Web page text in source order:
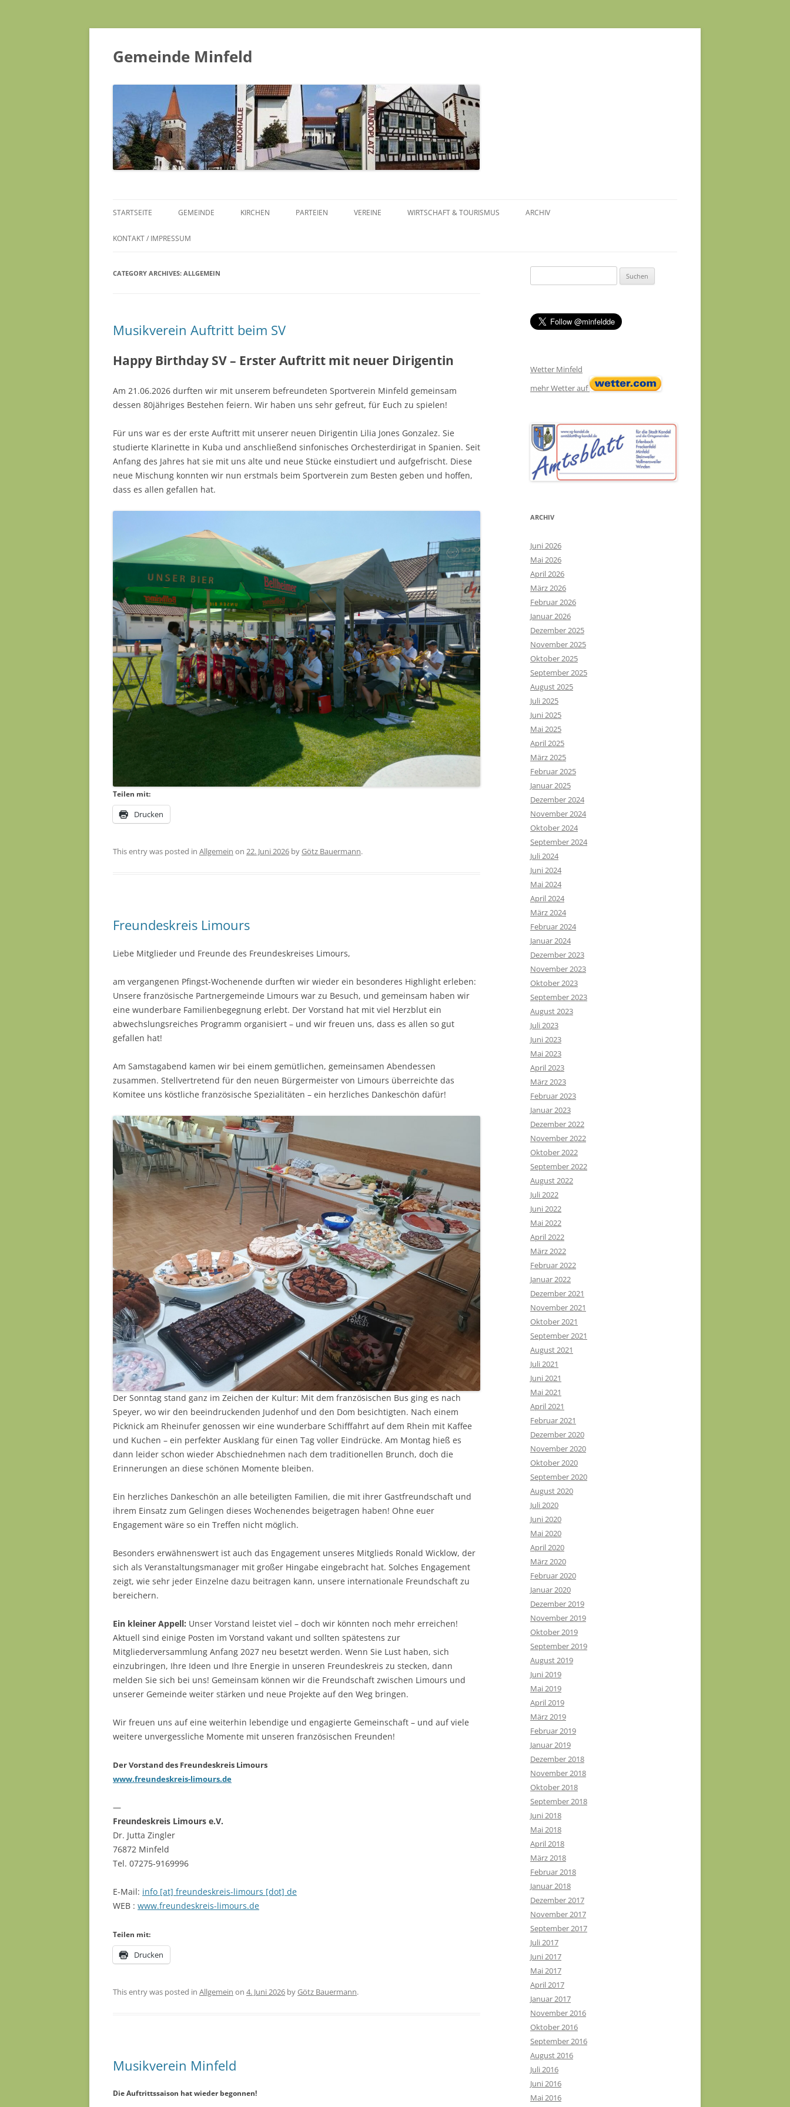
Gemeinde Minfeld
STARTSEITE GEMEINDE KIRCHEN PARTEIEN VEREINE WIRTSCHAFT & TOURISMUS ARCHIV
KONTAKT / IMPRESSUM
CATEGORY ARCHIVES: ALLGEMEIN
Musikverein Auftritt beim SV
Happy Birthday SV – Erster Auftritt mit neuer Dirigentin
Am 21.06.2026 durften wir mit unserem befreundeten Sportverein Minfeld gemeinsam
dessen 80jähriges Bestehen feiern. Wir haben uns sehr gefreut, für Euch zu spielen!
Für uns war es der erste Auftritt mit unserer neuen Dirigentin Lilia Jones Gonzalez. Sie
studierte Klarinette in Kuba und anschließend sinfonisches Orchesterdirigat in Spanien. Seit
Anfang des Jahres hat sie mit uns alte und neue Stücke einstudiert und aufgefrischt. Diese
neue Mischung konnten wir nun erstmals beim Sportverein zum Besten geben und hoffen,
dass es allen gefallen hat.
Teilen mit:
Drucken
This entry was posted in Allgemein on 22. Juni 2026 byGötz Bauermann.
Freundeskreis Limours
Liebe Mitglieder und Freunde des Freundeskreises Limours,
am vergangenen Pfingst-Wochenende durften wir wieder ein besonderes Highlight erleben:
Unsere französische Partnergemeinde Limours war zu Besuch, und gemeinsam haben wir
eine wunderbare Familienbegegnung erlebt. Der Vorstand hat mit viel Herzblut ein
abwechslungsreiches Programm organisiert – und wir freuen uns, dass es allen so gut
gefallen hat!
Am Samstagabend kamen wir bei einem gemütlichen, gemeinsamen Abendessen
zusammen. Stellvertretend für den neuen Bürgermeister von Limours überreichte das
Komitee uns köstliche französische Spezialitäten – ein herzliches Dankeschön dafür!
Der Sonntag stand ganz im Zeichen der Kultur: Mit dem französischen Bus ging es nach
Speyer, wo wir den beeindruckenden Judenhof und den Dom besichtigten. Nach einem
Picknick am Rheinufer genossen wir eine wunderbare Schifffahrt auf dem Rhein mit Kaffee
und Kuchen – ein perfekter Ausklang für einen Tag voller Eindrücke. Am Montag hieß es
dann leider schon wieder Abschiednehmen nach dem traditionellen Brunch, doch die
Erinnerungen an diese schönen Momente bleiben.
Ein herzliches Dankeschön an alle beteiligten Familien, die mit ihrer Gastfreundschaft und
ihrem Einsatz zum Gelingen dieses Wochenendes beigetragen haben! Ohne euer
Engagement wäre so ein Treffen nicht möglich.
Besonders erwähnenswert ist auch das Engagement unseres Mitglieds Ronald Wicklow, der
sich als Veranstaltungsmanager mit großer Hingabe eingebracht hat. Solches Engagement
zeigt, wie sehr jeder Einzelne dazu beitragen kann, unsere internationale Freundschaft zu
bereichern.
Ein kleiner Appell: Unser Vorstand leistet viel – doch wir könnten noch mehr erreichen!
Aktuell sind einige Posten im Vorstand vakant und sollten spätestens zur
Mitgliederversammlung Anfang 2027 neu besetzt werden. Wenn Sie Lust haben, sich
einzubringen, Ihre Ideen und Ihre Energie in unseren Freundeskreis zu stecken, dann
melden Sie sich bei uns! Gemeinsam können wir die Freundschaft zwischen Limours und
unserer Gemeinde weiter stärken und neue Projekte auf den Weg bringen.
Wir freuen uns auf eine weiterhin lebendige und engagierte Gemeinschaft – und auf viele
weitere unvergessliche Momente mit unseren französischen Freunden!
Der Vorstand des Freundeskreis Limours
www.freundeskreis-limours.de
—
Freundeskreis Limours e.V.
Dr. Jutta Zingler
76872 Minfeld
Tel. 07275-9169996
E-Mail: info [at] freundeskreis-limours [dot] de
WEB : www.freundeskreis-limours.de
Teilen mit:
Drucken
This entry was posted in Allgemein on 4. Juni 2026 byGötz Bauermann.
Musikverein Minfeld
Die Auftrittssaison hat wieder begonnen!
nach:
Wetter Minfeld
mehr Wetter auf
ARCHIV
Juni 2026
Mai 2026
April 2026
März 2026
Februar 2026
Januar 2026
Dezember 2025
November 2025
Oktober 2025
September 2025
August 2025
Juli 2025
Juni 2025
Mai 2025
April 2025
März 2025
Februar 2025
Januar 2025
Dezember 2024
November 2024
Oktober 2024
September 2024
Juli 2024
Juni 2024
Mai 2024
April 2024
März 2024
Februar 2024
Januar 2024
Dezember 2023
November 2023
Oktober 2023
September 2023
August 2023
Juli 2023
Juni 2023
Mai 2023
April 2023
März 2023
Februar 2023
Januar 2023
Dezember 2022
November 2022
Oktober 2022
September 2022
August 2022
Juli 2022
Juni 2022
Mai 2022
April 2022
März 2022
Februar 2022
Januar 2022
Dezember 2021
November 2021
Oktober 2021
September 2021
August 2021
Juli 2021
Juni 2021
Mai 2021
April 2021
Februar 2021
Dezember 2020
November 2020
Oktober 2020
September 2020
August 2020
Juli 2020
Juni 2020
Mai 2020
April 2020
März 2020
Februar 2020
Januar 2020
Dezember 2019
November 2019
Oktober 2019
September 2019
August 2019
Juni 2019
Mai 2019
April 2019
März 2019
Februar 2019
Januar 2019
Dezember 2018
November 2018
Oktober 2018
September 2018
Juni 2018
Mai 2018
April 2018
März 2018
Februar 2018
Januar 2018
Dezember 2017
November 2017
September 2017
Juli 2017
Juni 2017
Mai 2017
April 2017
Januar 2017
November 2016
Oktober 2016
September 2016
August 2016
Juli 2016
Juni 2016
Mai 2016